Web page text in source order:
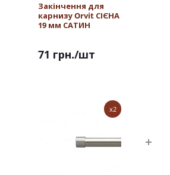
Закінчення для
карнизу Orvit СІЄНА
19 мм САТИН
71 грн./шт
x2